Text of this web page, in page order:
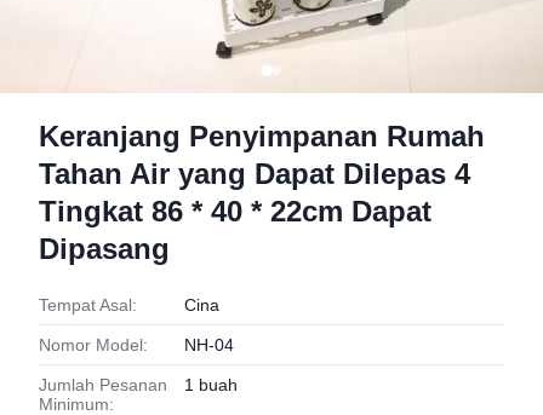
Keranjang Penyimpanan Rumah
Tahan Air yang Dapat Dilepas 4
Tingkat 86 * 40 * 22cm Dapat
Dipasang
Tempat Asal: Cina
Nomor Model: NH-04
Jumlah Pesanan
Minimum:
1 buah